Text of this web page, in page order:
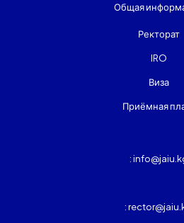
Общая
Ректорат
IRO
Виза
Приёмная
:
: